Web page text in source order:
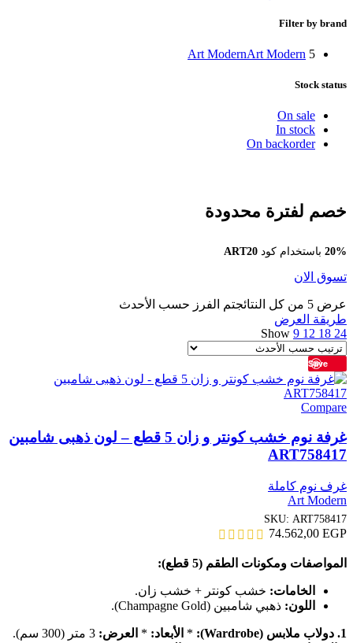
Filter by brand
Art ModernArt Modern 5
Stock status
On sale
In stock
On backorder
خصم لفترة محدودة
20% باستخدام كود ART20
تسوق الان
عرض ⁦5⁩ من كل النتائج
تم الفرز حسب الأحدث
طريقة العرض
Show 9 12 18 24
Save
Compare
غرفة نوم خشب كونتر و زان 5 قطع – لون ذهبى شامبين
ART758417
غرف نوم كاملة
Art Modern
SKU: ART758417
74.562,00 EGP
المواصفات ومكونات الطقم (5 قطع):
الخامات: خشب كونتر + خشب زان.
اللون: ذهبي شامبين (Champagne Gold).
1. دولاب ملابس (Wardrobe): * الأبعاد: * العرض:
3 متر (300 سم).